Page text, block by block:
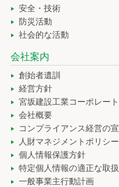
安全・技術
防災活動
社会的な活動
会社案内
創始者遺訓
経営方針
宮坂建設工業コーポレー
会社概要
コンプライアンス経営の
人財マネジメントポリシー
個人情報保護方針
特定個人情報の適正な取
一般事業主行動計画